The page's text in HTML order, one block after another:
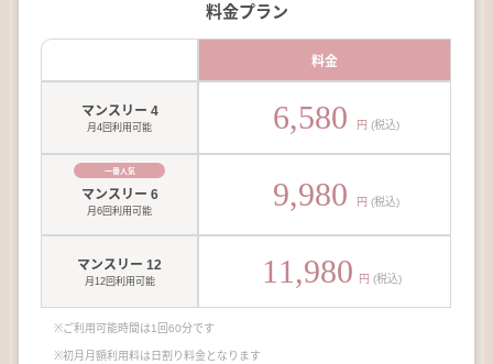
料金プラン
料金
マンスリー 4
月4回利用可能 6,580 円 (税込)
一番人気
マンスリー 6
月6回利用可能 9,980 円 (税込)
マンスリー 12
月12回利用可能 11,980 円 (税込)
※ご利用可能時間は1回60分です
※初月月額利用料は日割り料金となります